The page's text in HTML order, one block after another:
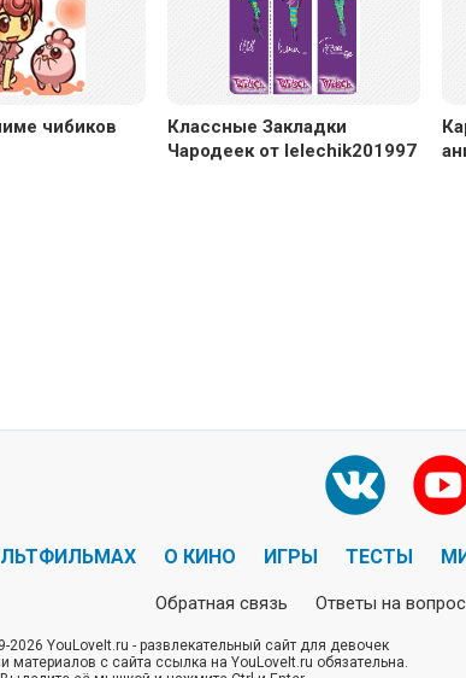
чибиков
Классные Закладки
Чародеек от lelechik201997
О КИНО ИГРЫ ТЕСТЫ
Обратная связь Ответы на
2026 YouLoveIt.ru - развлекательный сайт для девочек
материалов с сайта ссылка на YouLoveIt.ru обязательна.